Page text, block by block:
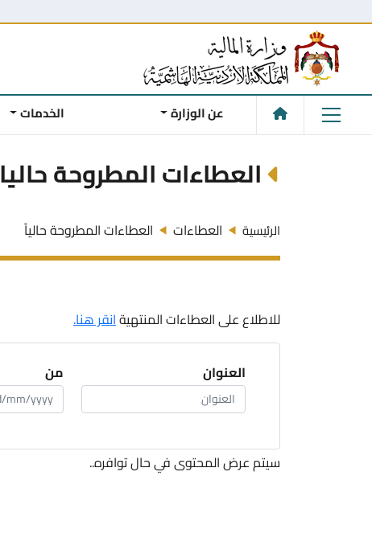
عن الوزارة الخدمات
العطاءات المطروحة حاليا
الرئيسية العطاءات العطاءات المطروحة حالياً
للاطلاع على العطاءات المنتهيةانقر هنا.
العنوان من
سيتم عرض المحتوى في حال توافره..